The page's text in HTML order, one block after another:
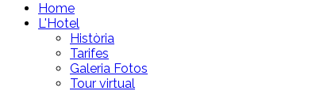
Home
L'Hotel
Història
Tarifes
Galeria Fotos
Tour virtual